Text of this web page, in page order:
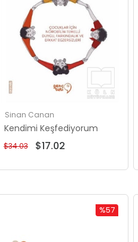
Sinan Canan
Kendimi Keşfediyorum
$17.02
$34.03
%57